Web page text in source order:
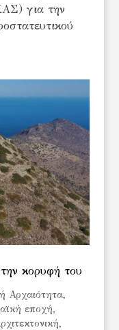
για την
κορυφή του
Αρχαιότητα,
εποχή,
,